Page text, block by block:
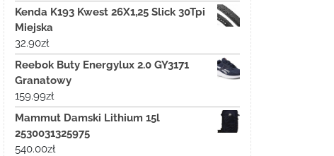
Kenda K193 Kwest 26X1,25 Slick 30Tpi
Miejska
32.90zł
Reebok Buty Energylux 2.0 GY3171
Granatowy
159.99zł
Mammut Damski Lithium 15l
2530031325975
540.00zł